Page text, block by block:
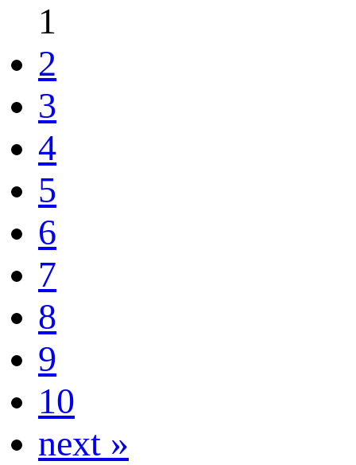
1
2
3
4
5
6
7
8
9
10
next »